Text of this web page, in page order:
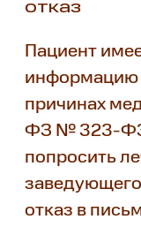
отказ
Пациент
информацию
причинах
ФЗ № 323-
попросить
отказ в